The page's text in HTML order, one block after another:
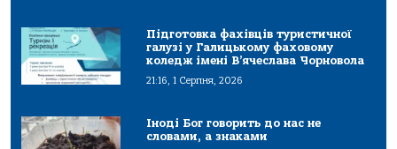
Підготовка фахівців туристичної
галузі у Галицькому фаховому
коледж імені В’ячеслава Чорновола
21:16, 1 Серпня, 2026
Іноді Бог говорить до нас не
словами, а знаками